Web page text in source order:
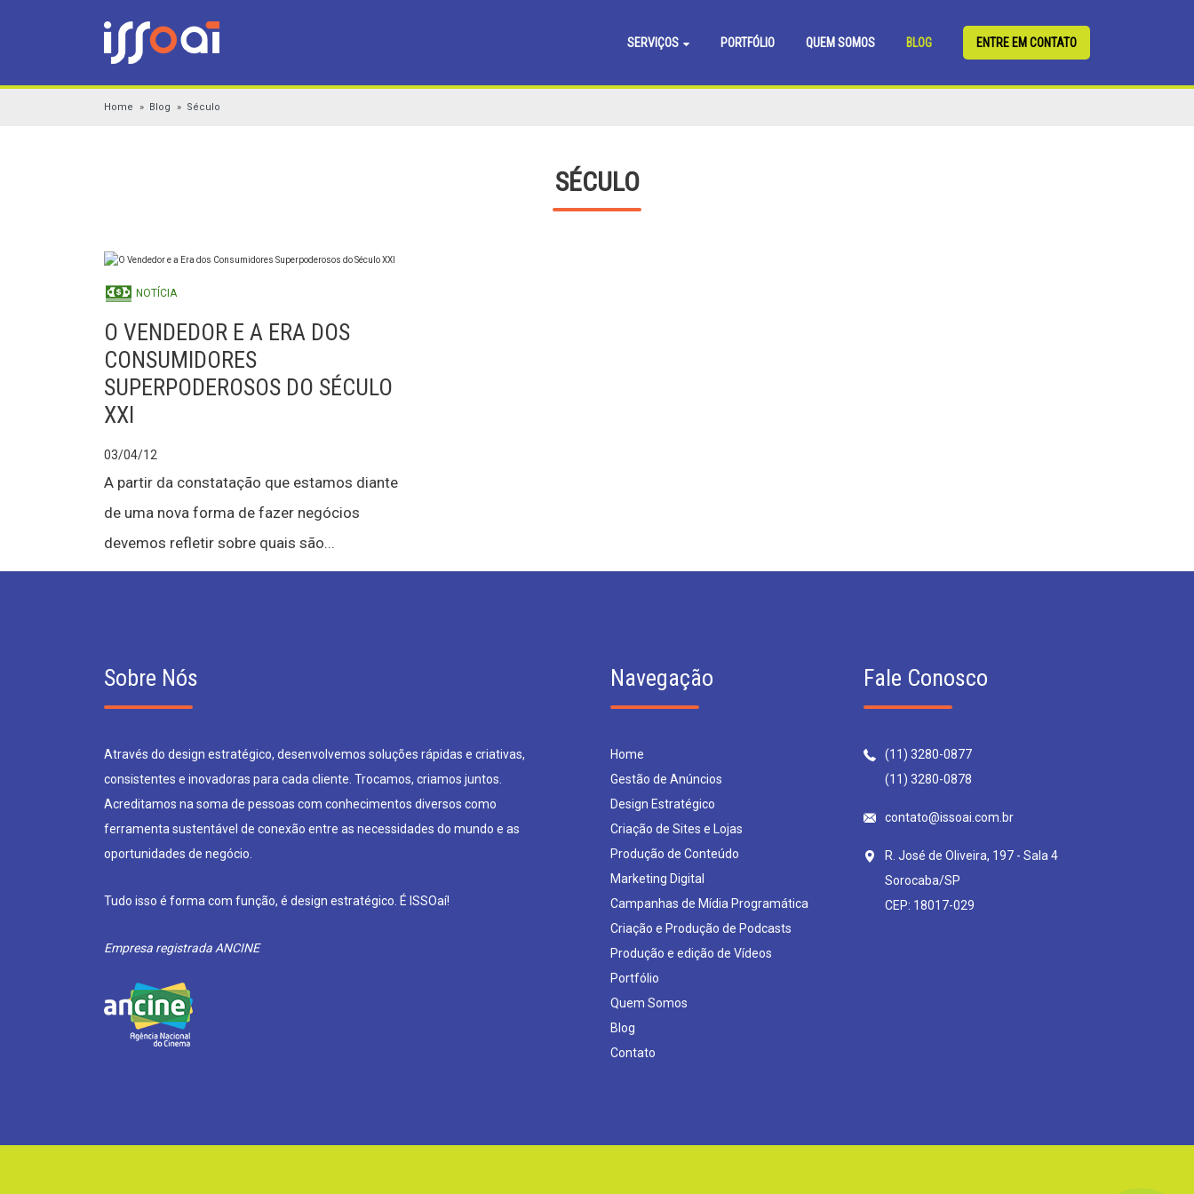
SERVIÇOS PORTFÓLIO QUEM SOMOS BLOG ENTRE EM CONTATO
Home Blog Século
SÉCULO
NOTÍCIA
O VENDEDOR E A ERA DOS
CONSUMIDORES
SUPERPODEROSOS DO SÉCULO
XXI
03/04/12
A partir da constatação que estamos diante
de uma nova forma de fazer negócios
devemos refletir sobre quais são...
Sobre Nós
Através do design estratégico, desenvolvemos soluções rápidas e criativas,
consistentes e inovadoras para cada cliente. Trocamos, criamos juntos.
Acreditamos na soma de pessoas com conhecimentos diversos como
ferramenta sustentável de conexão entre as necessidades do mundo e as
oportunidades de negócio.
Tudo isso é forma com função, é design estratégico. É ISSOaí!
Empresa registrada ANCINE
Navegação
Home
Gestão de Anúncios
Design Estratégico
Criação de Sites e Lojas
Produção de Conteúdo
Marketing Digital
Campanhas de Mídia Programática
Criação e Produção de Podcasts
Produção e edição de Vídeos
Portfólio
Quem Somos
Blog
Contato
Fale Conosco
(11) 3280-0877
(11) 3280-0878
contato@issoai.com.br
R. José de Oliveira, 197 - Sala 4
Sorocaba/SP
CEP: 18017-029